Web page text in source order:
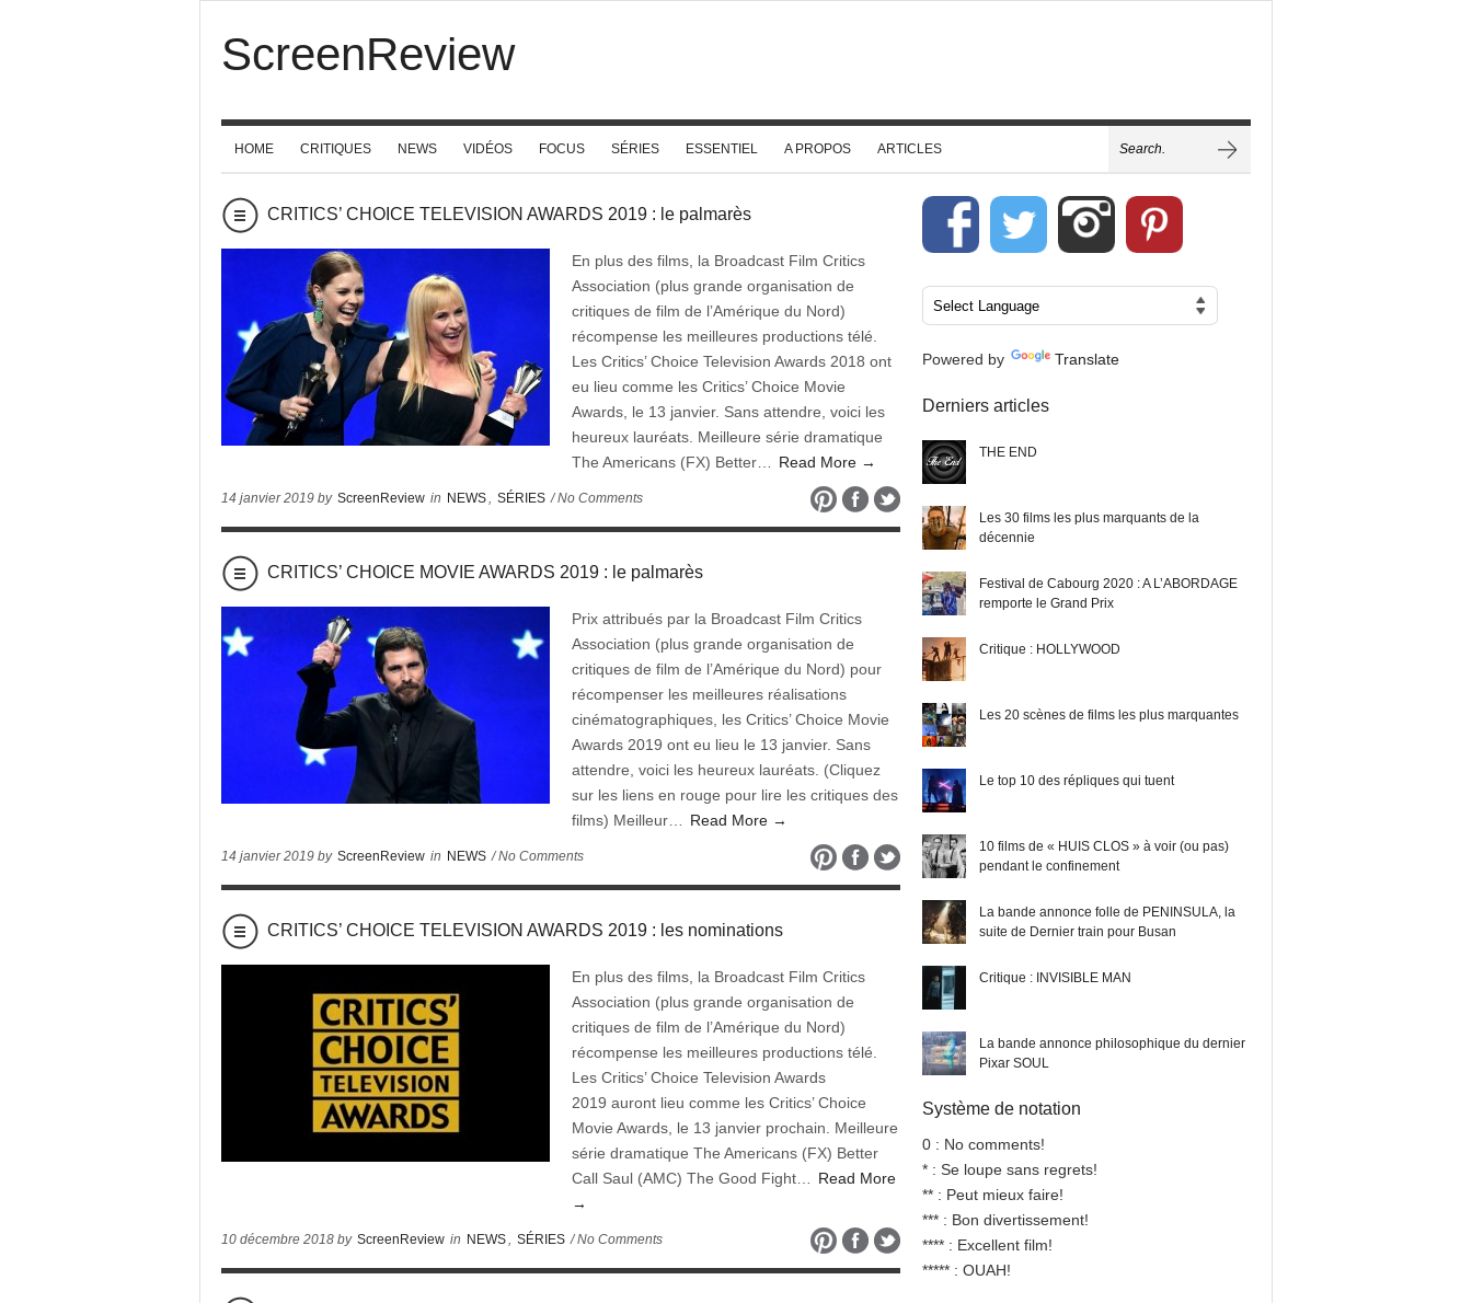
ScreenReview
HOME CRITIQUES NEWS VIDÉOS FOCUS SÉRIES ESSENTIEL A PROPOS ARTICLES
CRITICS’ CHOICE TELEVISION AWARDS 2019 : le palmarès
En plus des films, la Broadcast Film Critics
Association (plus grande organisation de
critiques de film de l’Amérique du Nord)
récompense les meilleures productions télé.
Les Critics’ Choice Television Awards 2018 ont
eu lieu comme les Critics’ Choice Movie
Awards, le 13 janvier. Sans attendre, voici les
heureux lauréats. Meilleure série dramatique
The Americans (FX) Better…
Read More →
14 janvier 2019 by ScreenReview in NEWS, SÉRIES / No Comments
CRITICS’ CHOICE MOVIE AWARDS 2019 : le palmarès
Prix attribués par la Broadcast Film Critics
Association (plus grande organisation de
critiques de film de l’Amérique du Nord) pour
récompenser les meilleures réalisations
cinématographiques, les Critics’ Choice Movie
Awards 2019 ont eu lieu le 13 janvier. Sans
attendre, voici les heureux lauréats. (Cliquez
sur les liens en rouge pour lire les critiques des
films) Meilleur…
Read More →
14 janvier 2019 by ScreenReview in NEWS / No Comments
CRITICS’ CHOICE TELEVISION AWARDS 2019 : les nominations
En plus des films, la Broadcast Film Critics
Association (plus grande organisation de
critiques de film de l’Amérique du Nord)
récompense les meilleures productions télé.
Les Critics’ Choice Television Awards
2019 auront lieu comme les Critics’ Choice
Movie Awards, le 13 janvier prochain. Meilleure
série dramatique The Americans (FX) Better
Call Saul (AMC) The Good Fight…
Read More
→
10 décembre 2018 by ScreenReview in NEWS, SÉRIES / No Comments
Powered by Translate
Derniers articles
THE END
Les 30 films les plus marquants de la
décennie
Festival de Cabourg 2020 : A L’ABORDAGE
remporte le Grand Prix
Critique : HOLLYWOOD
Les 20 scènes de films les plus marquantes
Le top 10 des répliques qui tuent
10 films de « HUIS CLOS » à voir (ou pas)
pendant le confinement
La bande annonce folle de PENINSULA, la
suite de Dernier train pour Busan
Critique : INVISIBLE MAN
La bande annonce philosophique du dernier
Pixar SOUL
Système de notation
0 : No comments!
* : Se loupe sans regrets!
** : Peut mieux faire!
*** : Bon divertissement!
**** : Excellent film!
***** : OUAH!